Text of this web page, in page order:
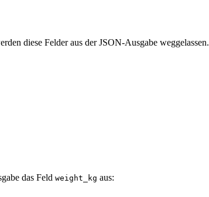
diese Felder aus der JSON-Ausgabe weggelassen.
das Feld weight_kg aus: